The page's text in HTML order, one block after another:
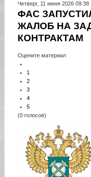
Четверг, 11 июня 2026 09:38
ФАС
ЖАЛОБ НА
КОНТРАКТАМ
Оцените материал
1
2
3
4
5
(0 голосов)